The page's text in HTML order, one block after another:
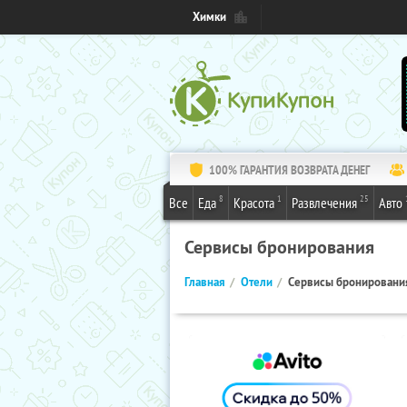
Химки
100% ГАРАНТИЯ ВОЗВРАТА ДЕНЕГ
Все Еда 8 Красота 1 Развлечения 25 Авто
Сервисы бронирования
Главная Отели Сервисы